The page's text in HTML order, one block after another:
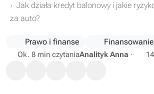
Jak działa kredyt balonowy i jakie
za auto?
Prawo i finanse Finansowanie
Ok. 8 min czytaniaAnalityk Anna ·